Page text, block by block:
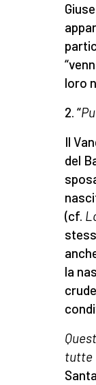
loro
2. “
Il
del
(cf.
la
tutte